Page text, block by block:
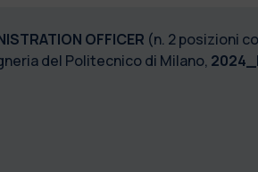
OFFICER (n. 2 posizioni
del Politecnico di Milano,